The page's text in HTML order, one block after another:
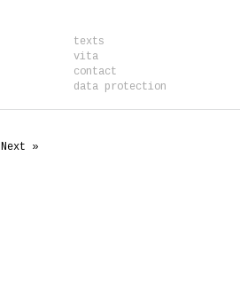
texts
vita
contact
data protection
Next »